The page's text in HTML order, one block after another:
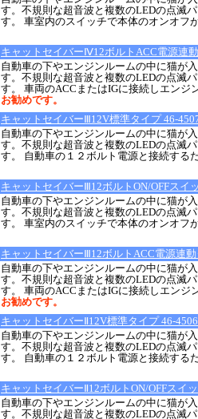
す。不規則な超音波と複数のLEDの点滅
す。 車室内のスイッチで本体のオンオフ
キャットセイバーⅣ12ボルトACC電源連
自動車の下やエンジンルームの中に猫が
す。不規則な超音波と複数のLEDの点滅
す。 車両のACCまたはIGに接続しエンジ
お勧めです。
キャットセイバーⅢ12V標準タイプ 46-
自動車の下やエンジンルームの中に猫が
す。不規則な超音波と複数のLEDの点滅
す。 自動車の１２ボルト電源と接続するだ
キャットセイバーⅢ12ボルトON/OFFスイ
自動車の下やエンジンルームの中に猫が
す。不規則な超音波と複数のLEDの点滅
す。 車室内のスイッチで本体のオンオフ
キャットセイバーⅢ12ボルトACC電源連
自動車の下やエンジンルームの中に猫が
す。不規則な超音波と複数のLEDの点滅
す。 車両のACCまたはIGに接続しエンジ
お勧めです。
キャットセイバーⅡ12V標準タイプ 46-4506
自動車の下やエンジンルームの中に猫が
す。不規則な超音波と複数のLEDの点滅
す。 自動車の１２ボルト電源と接続する
キャットセイバーⅡ12ボルトON/OFFスイ
自動車の下やエンジンルームの中に猫が
す。不規則な超音波と複数のLEDの点滅